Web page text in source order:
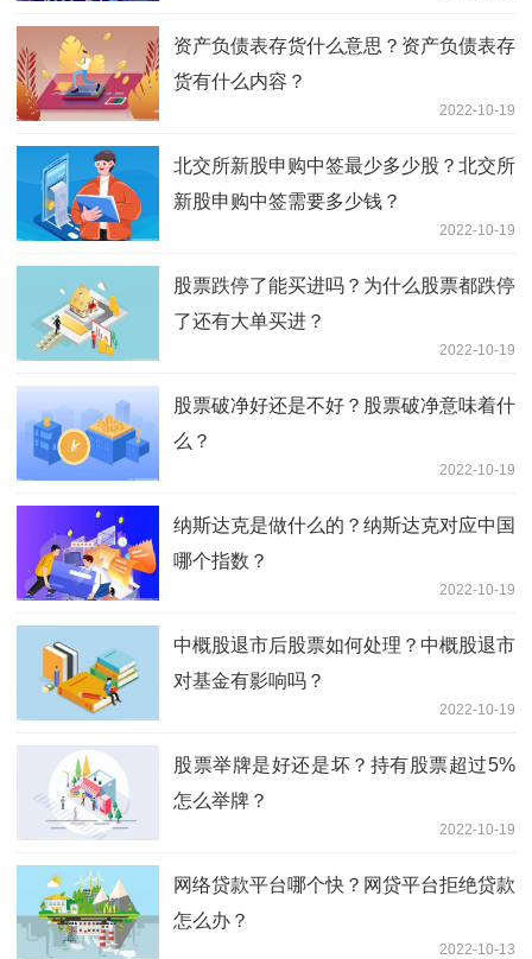
资产负债表存货什么意思？资产负债表存
货有什么内容？
2022-10-19
北交所新股申购中签最少多少股？北交所
新股申购中签需要多少钱？
2022-10-19
股票跌停了能买进吗？为什么股票都跌停
了还有大单买进？
2022-10-19
股票破净好还是不好？股票破净意味着什
么？
2022-10-19
纳斯达克是做什么的？纳斯达克对应中国
哪个指数？
2022-10-19
中概股退市后股票如何处理？中概股退市
对基金有影响吗？
2022-10-19
股票举牌是好还是坏？持有股票超过5%
怎么举牌？
2022-10-19
网络贷款平台哪个快？网贷平台拒绝贷款
怎么办？
2022-10-13